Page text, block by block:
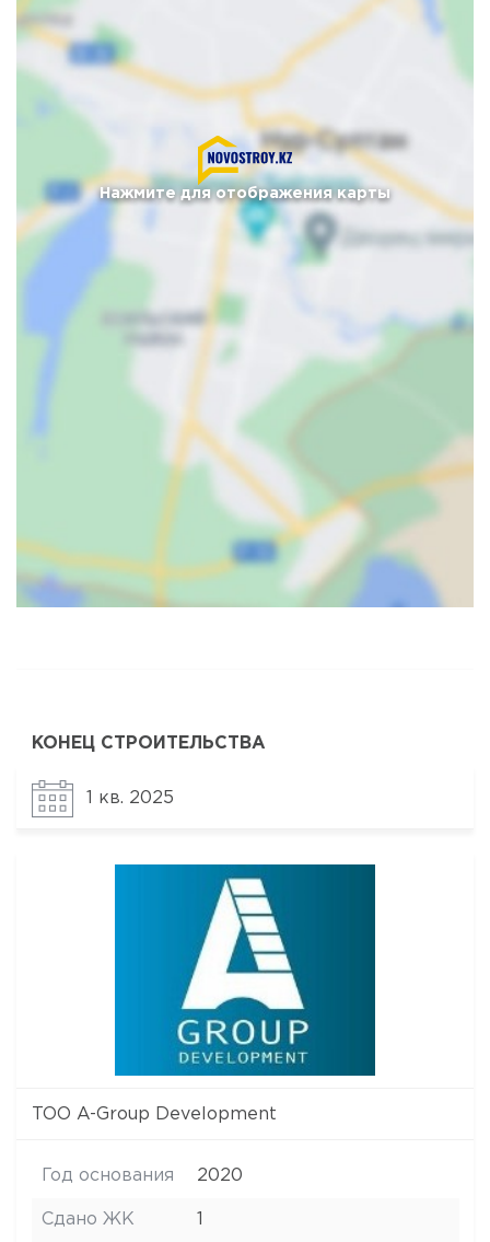
Нажмите для отображения карты
КОНЕЦ СТРОИТЕЛЬСТВА
1 кв. 2025
ТОО A-Group Development
Год основания 2020
Сдано ЖК